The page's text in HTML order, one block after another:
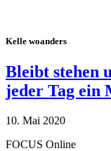
Kelle woanders
Bleibt stehen
jeder Tag ein
10. Mai 2020
FOCUS Online